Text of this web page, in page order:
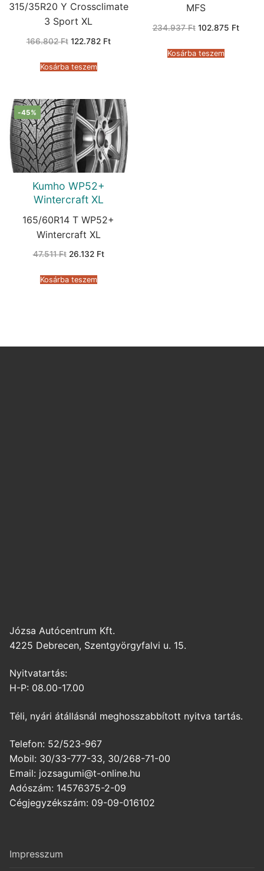
315/35R20 Y Crossclimate
3 Sport XL
166.802Ft Original
166.802 Ft.
122.782 FtCurrent
Kosárba teszem
MFS
234.937Ft Original
price
234.937 Ft.
102.875 Ft
Kosárba teszem
-45%
Kumho WP52+
Wintercraft XL
165/60R14 T WP52+
Wintercraft XL
47.511Ft Original
47.511 Ft.
26.132 FtCurrent
Kosárba teszem
Józsa Autócentrum Kft.
4225 Debrecen, Szentgyörgyfalvi u. 15.
Nyitvatartás:
H-P: 08.00-17.00
Téli, nyári átállásnál meghosszabbított nyitva tartás.
Telefon: 52/523-967
Mobil: 30/33-777-33, 30/268-71-00
Email: jozsagumi@t-online.hu
Adószám: 14576375-2-09
Cégjegyzékszám: 09-09-016102
Impresszum